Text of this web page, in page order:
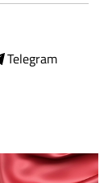
Telegram